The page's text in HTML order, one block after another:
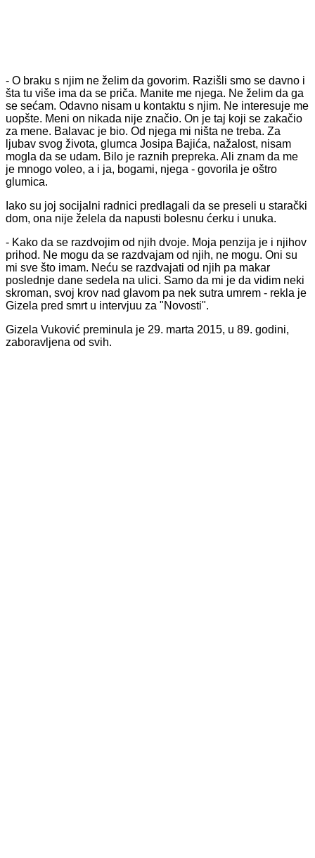
- O braku s njim ne želim da govorim. Razišli smo se davno i
šta tu više ima da se priča. Manite me njega. Ne želim da ga
se sećam. Odavno nisam u kontaktu s njim. Ne interesuje me
uopšte. Meni on nikada nije značio. On je taj koji se zakačio
za mene. Balavac je bio. Od njega mi ništa ne treba. Za
ljubav svog života, glumca Josipa Bajića, nažalost, nisam
mogla da se udam. Bilo je raznih prepreka. Ali znam da me
je mnogo voleo, a i ja, bogami, njega - govorila je oštro
glumica.
Iako su joj socijalni radnici predlagali da se preseli u starački
dom, ona nije želela da napusti bolesnu ćerku i unuka.
- Kako da se razdvojim od njih dvoje. Moja penzija je i njihov
prihod. Ne mogu da se razdvajam od njih, ne mogu. Oni su
mi sve što imam. Neću se razdvajati od njih pa makar
poslednje dane sedela na ulici. Samo da mi je da vidim neki
skroman, svoj krov nad glavom pa nek sutra umrem - rekla je
Gizela pred smrt u intervjuu za "Novosti".
Gizela Vuković preminula je 29. marta 2015, u 89. godini,
zaboravljena od svih.